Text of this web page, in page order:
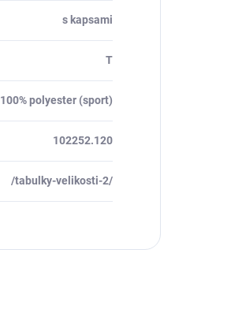
s kapsami
T
100% polyester (sport)
102252.120
/tabulky-velikosti-2/